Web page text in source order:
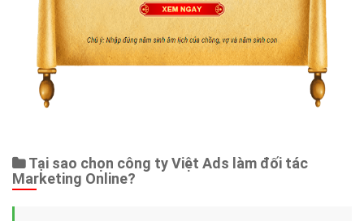
Tại sao chọn công ty Việt Ads làm đối tác
Marketing Online?